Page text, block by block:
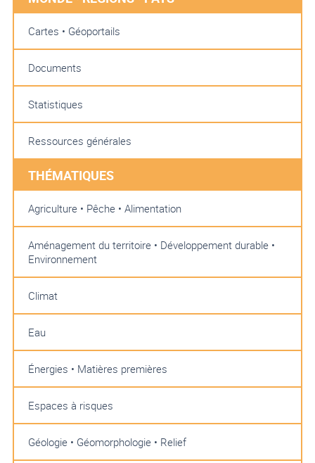
Cartes • Géoportails
Documents
Statistiques
Ressources générales
THÉMATIQUES
Agriculture • Pêche • Alimentation
Aménagement du territoire • Développement durable •
Environnement
Climat
Eau
Énergies • Matières premières
Espaces à risques
Géologie • Géomorphologie • Relief